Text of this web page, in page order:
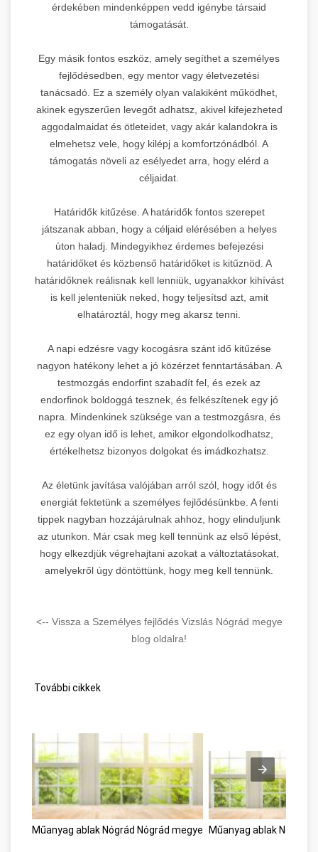
érdekében mindenképpen vedd igénybe társaid
támogatását.
Egy másik fontos eszköz, amely segíthet a személyes
fejlődésedben, egy mentor vagy életvezetési
tanácsadó. Ez a személy olyan valakiként működhet,
akinek egyszerűen levegőt adhatsz, akivel kifejezheted
aggodalmaidat és ötleteidet, vagy akár kalandokra is
elmehetsz vele, hogy kilépj a komfortzónádból. A
támogatás növeli az esélyedet arra, hogy elérd a
céljaidat.
Határidők kitűzése. A határidők fontos szerepet
játszanak abban, hogy a céljaid elérésében a helyes
úton haladj. Mindegyikhez érdemes befejezési
határidőket és közbenső határidőket is kitűznöd. A
határidőknek reálisnak kell lenniük, ugyanakkor kihívást
is kell jelenteniük neked, hogy teljesítsd azt, amit
elhatároztál, hogy meg akarsz tenni.
A napi edzésre vagy kocogásra szánt idő kitűzése
nagyon hatékony lehet a jó közérzet fenntartásában. A
testmozgás endorfint szabadít fel, és ezek az
endorfinok boldoggá tesznek, és felkészítenek egy jó
napra. Mindenkinek szüksége van a testmozgásra, és
ez egy olyan idő is lehet, amikor elgondolkodhatsz,
értékelhetsz bizonyos dolgokat és imádkozhatsz.
Az életünk javítása valójában arról szól, hogy időt és
energiát fektetünk a személyes fejlődésünkbe. A fenti
tippek nagyban hozzájárulnak ahhoz, hogy elinduljunk
az utunkon. Már csak meg kell tennünk az első lépést,
hogy elkezdjük végrehajtani azokat a változtatásokat,
amelyekről úgy döntöttünk, hogy meg kell tennünk.
<-- Vissza a Személyes fejlődés Vizslás Nógrád megye
blog oldalra!
További cikkek
Műanyag ablak Nógrád Nógrád megye Műanyag ablak Nógrád